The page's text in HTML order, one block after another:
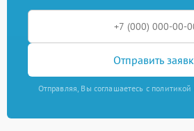
Отправить
Отправляя, Вы соглашаетесь с